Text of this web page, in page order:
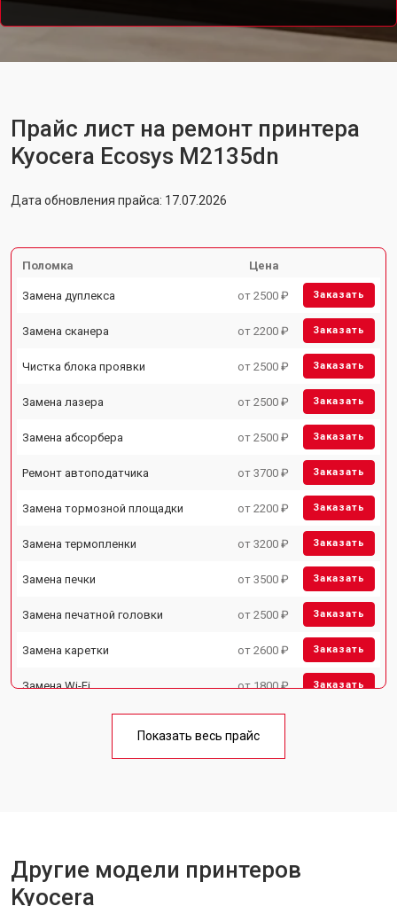
Прайс лист на ремонт принтера
Kyocera Ecosys M2135dn
Дата обновления прайса: 17.07.2026
Поломка Цена
Замена дуплекса от 2500 ₽ Заказать
Замена сканера от 2200 ₽ Заказать
Чистка блока проявки от 2500 ₽ Заказать
Замена лазера от 2500 ₽ Заказать
Замена абсорбера от 2500 ₽ Заказать
Ремонт автоподатчика от 3700 ₽ Заказать
Замена тормозной площадки от 2200 ₽ Заказать
Замена термопленки от 3200 ₽ Заказать
Замена печки от 3500 ₽ Заказать
Замена печатной головки от 2500 ₽ Заказать
Замена каретки от 2600 ₽ Заказать
Замена Wi-Fi от 1800 ₽ Заказать
от 2600 ₽
Показать весь прайс
Другие модели принтеров
Kyocera